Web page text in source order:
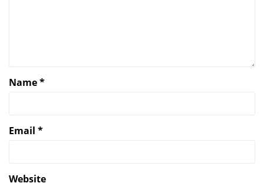
Name*
Email *
Website